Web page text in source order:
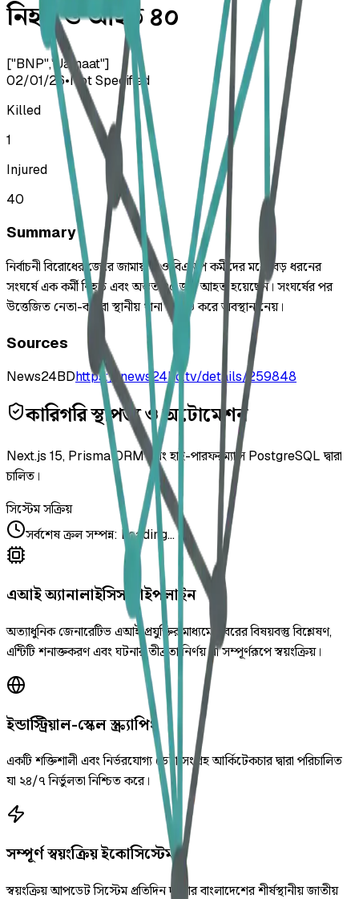
নিহত ও আহত ৪০
["BNP","Jamaat"]
02/01/26•Not Specified
Killed
1
Injured
40
Summary
নির্বাচনী বিরোধের জেরে জামায়াত ও বিএনপি কর্মীদের মধ্যে বড় ধরনের
সংঘর্ষে এক কর্মী নিহত এবং অন্তত ৪০ জন আহত হয়েছেন। সংঘর্ষের পর
উত্তেজিত নেতা-কর্মীরা স্থানীয় থানা ঘেরাও করে অবস্থান নেয়।
Sources
News24BDhttps://news24bd.tv/details/259848
কারিগরি স্থাপত্য ও অটোমেশন
Next.js 15, Prisma ORM এবং হাই-পারফরম্যান্স PostgreSQL দ্বারা
চালিত।
সিস্টেম সক্রিয়
সর্বশেষ ক্রল সম্পন্ন: Loading...
এআই অ্যানালাইসিস পাইপলাইন
অত্যাধুনিক জেনারেটিভ এআই প্রযুক্তির মাধ্যমে খবরের বিষয়বস্তু বিশ্লেষণ,
এন্টিটি শনাক্তকরণ এবং ঘটনার তীব্রতা নির্ণয় যা সম্পূর্ণরূপে স্বয়ংক্রিয়।
ইন্ডাস্ট্রিয়াল-স্কেল স্ক্র্যাপিং
একটি শক্তিশালী এবং নির্ভরযোগ্য ডেটা সংগ্রহ আর্কিটেকচার দ্বারা পরিচালিত
যা ২৪/৭ নির্ভুলতা নিশ্চিত করে।
সম্পূর্ণ স্বয়ংক্রিয় ইকোসিস্টেম
স্বয়ংক্রিয় আপডেট সিস্টেম প্রতিদিন দুইবার বাংলাদেশের শীর্ষস্থানীয় জাতীয়